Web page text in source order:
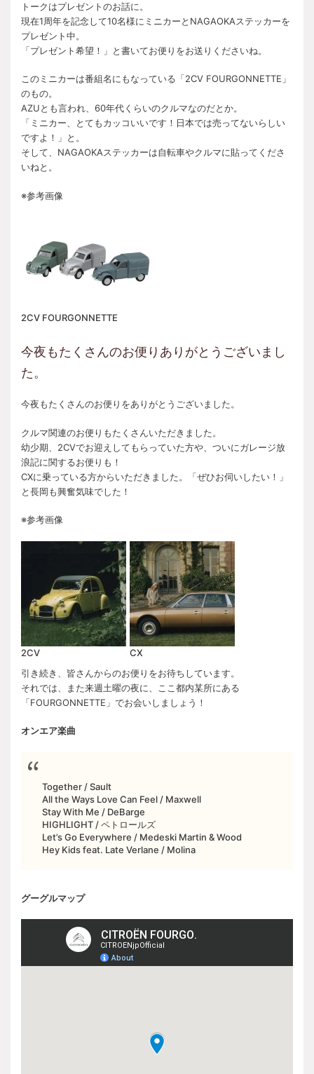
トークはプレゼントのお話に。
現在1周年を記念して10名様にミニカーとNAGAOKAステッカーを
プレゼント中。
「プレゼント希望！」と書いてお便りをお送りくださいね。
このミニカーは番組名にもなっている「2CV FOURGONNETTE」
のもの。
AZUとも言われ、60年代くらいのクルマなのだとか。
「ミニカー、とてもカッコいいです！日本では売ってないらしい
ですよ！」と。
そして、NAGAOKAステッカーは自転車やクルマに貼ってくださ
いねと。
※参考画像
2CV FOURGONNETTE
今夜もたくさんのお便りありがとうございまし
た。
今夜もたくさんのお便りをありがとうございました。
クルマ関連のお便りもたくさんいただきました。
幼少期、2CVでお迎えしてもらっていた方や、ついにガレージ放
浪記に関するお便りも！
CXに乗っている方からいただきました。「ぜひお伺いしたい！」
と長岡も興奮気味でした！
※参考画像
2CV
CX
引き続き、皆さんからのお便りをお待ちしています。
それでは、また来週土曜の夜に、ここ都内某所にある
「FOURGONNETTE」でお会いしましょう！
オンエア楽曲
Together / Sault
All the Ways Love Can Feel / Maxwell
Stay With Me / DeBarge
HIGHLIGHT / ペトロールズ
Let’s Go Everywhere / Medeski Martin & Wood
Hey Kids feat. Late Verlane / Molina
グーグルマップ